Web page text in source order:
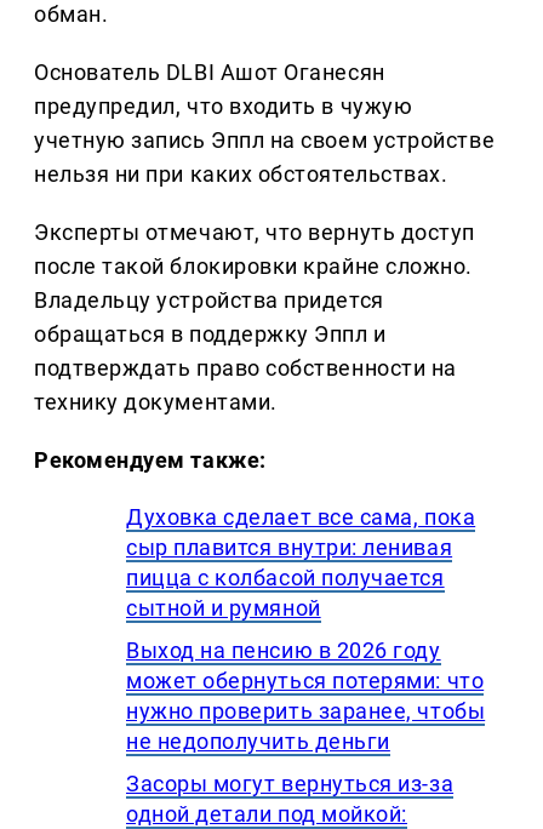
обман.
Основатель DLBI Ашот Оганесян
предупредил, что входить в чужую
учетную запись Эппл на своем устройстве
нельзя ни при каких обстоятельствах.
Эксперты отмечают, что вернуть доступ
после такой блокировки крайне сложно.
Владельцу устройства придется
обращаться в поддержку Эппл и
подтверждать право собственности на
технику документами.
Рекомендуем также:
Духовка сделает все сама, пока
сыр плавится внутри: ленивая
пицца с колбасой получается
сытной и румяной
Выход на пенсию в 2026 году
может обернуться потерями: что
нужно проверить заранее, чтобы
не недополучить деньги
Засоры могут вернуться из-за
одной детали под мойкой: